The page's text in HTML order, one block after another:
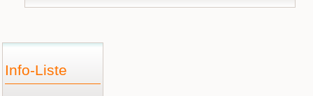
Info-Liste